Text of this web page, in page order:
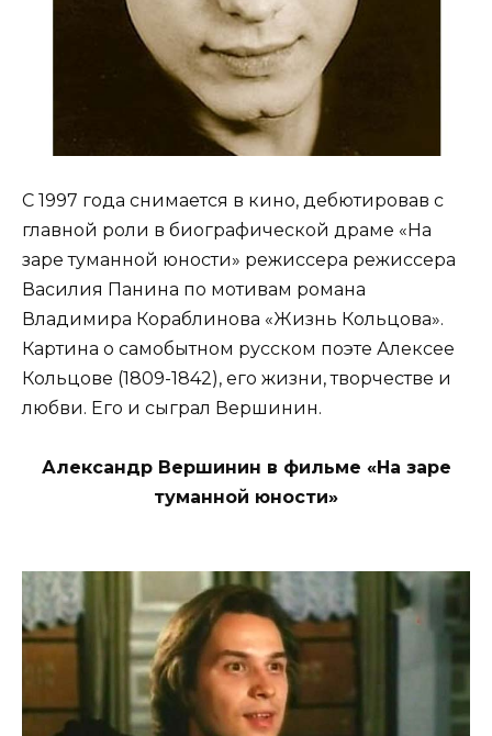
С 1997 года снимается в кино, дебютировав с
главной роли в биографической драме «На
заре туманной юности» режиссера режиссера
Василия Панина по мотивам романа
Владимира Кораблинова «Жизнь Кольцова».
Картина о самобытном русском поэте Алексее
Кольцове (1809-1842), его жизни, творчестве и
любви. Его и сыграл Вершинин.
Александр Вершинин в фильме «На заре
туманной юности»